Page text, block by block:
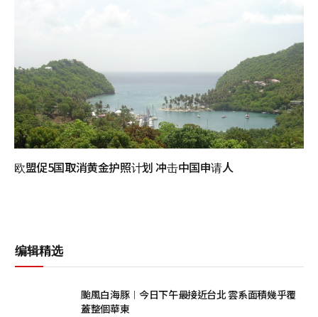
欧盟促5国取消黄金护照计划 冲击中国申请人
编辑精选
颱風白海豚︱今日下午最接近台北 雲系面積幾乎覆
蓋整個華東